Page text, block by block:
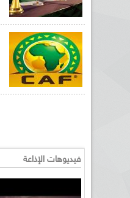
فيديوهات الإذاعة